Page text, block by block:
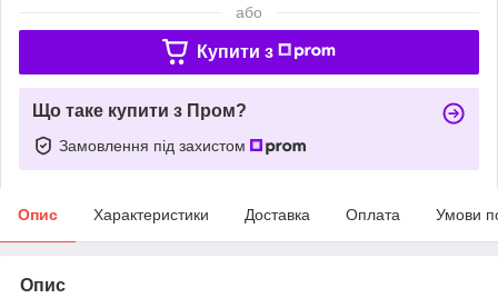
або
Купити з
Що таке купити з Пром?
Замовлення під захистом
Опис Характеристики Доставка Оплата Умови
Опис